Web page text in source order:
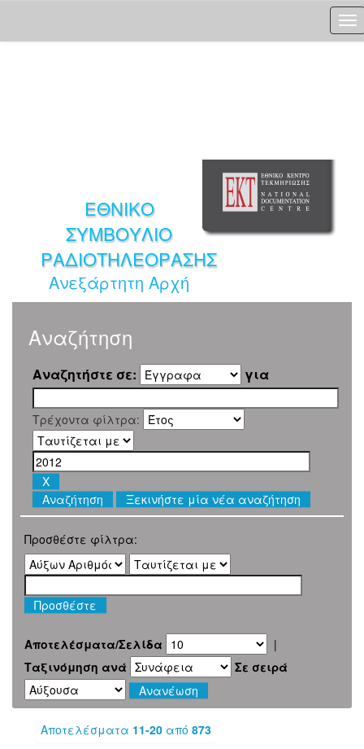
ΕΘΝΙΚΟ
ΣΥΜΒΟΥΛΙΟ
ΡΑΔΙΟΤΗΛΕΟΡΑΣΗΣ
Ανεξάρτητη Αρχή
Αναζήτηση
Αναζητήστε σε: για
Τρέχοντα φίλτρα:
Ξεκινήστε μία νέα αναζήτηση
Προσθέστε φίλτρα:
Αποτελέσματα/Σελίδα
|
Ταξινόμηση ανά
Σε σειρά
Αποτελέσματα 11-20 από 873